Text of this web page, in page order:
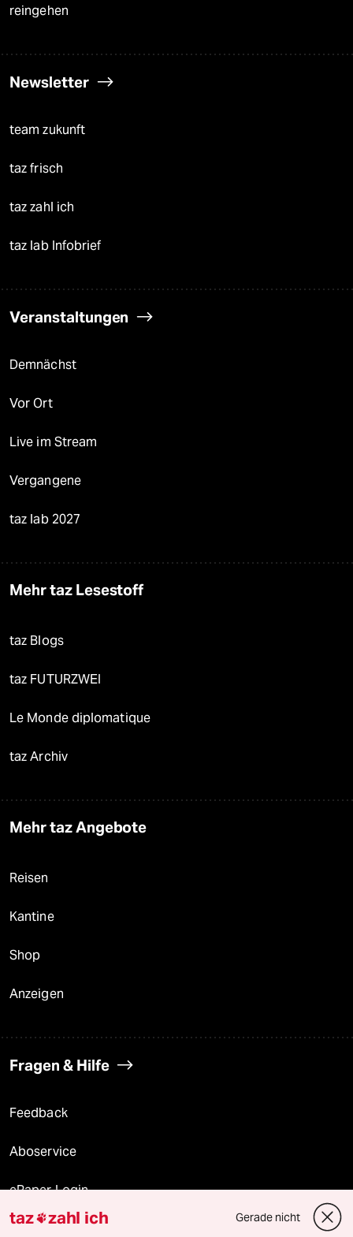
reingehen
Newsletter
team zukunft
taz frisch
taz zahl ich
taz lab Infobrief
Veranstaltungen
Demnächst
Vor Ort
Live im Stream
Vergangene
taz lab 2027
Mehr taz Lesestoff
taz Blogs
taz FUTURZWEI
Le Monde diplomatique
taz Archiv
Mehr taz Angebote
Reisen
Kantine
Shop
Anzeigen
Fragen & Hilfe
Feedback
Aboservice
ePaper Login
Downloads für Abonnierende
taz zahl ich Gerade nicht